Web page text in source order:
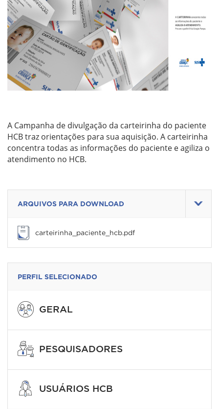
A Campanha de divulgação da carteirinha do paciente
HCB traz orientações para sua aquisição. A carteirinha
concentra todas as informações do paciente e agiliza o
atendimento no HCB.
ARQUIVOS PARA DOWNLOAD
carteirinha_paciente_hcb.pdf
PERFIL SELECIONADO
GERAL
PESQUISADORES
USUÁRIOS HCB